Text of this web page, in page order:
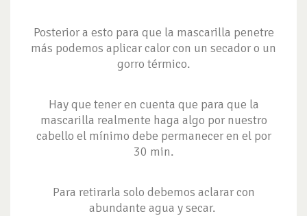
Posterior a esto para que la mascarilla penetre
más podemos aplicar calor con un secador o un
gorro térmico.
Hay que tener en cuenta que para que la
mascarilla realmente haga algo por nuestro
cabello el mínimo debe permanecer en el por
30 min.
Para retirarla solo debemos aclarar con
abundante agua y secar.